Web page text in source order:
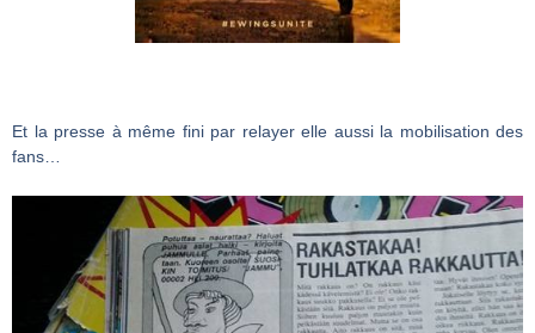
Et la presse à même fini par relayer elle aussi la mobilisation des
fans…